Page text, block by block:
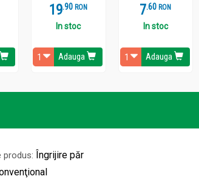
19.9 RON
In stoc
Adauga
7.6 RON
In stoc
Adauga
produs: Îngrijire păr